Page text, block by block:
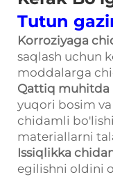
Tutun
Korroziyaga
saqlash uchun
moddalarga
Qattiq muhitda
yuqori bosim
chidamli
materiallarni
Issiqlikka
egilishni oldini